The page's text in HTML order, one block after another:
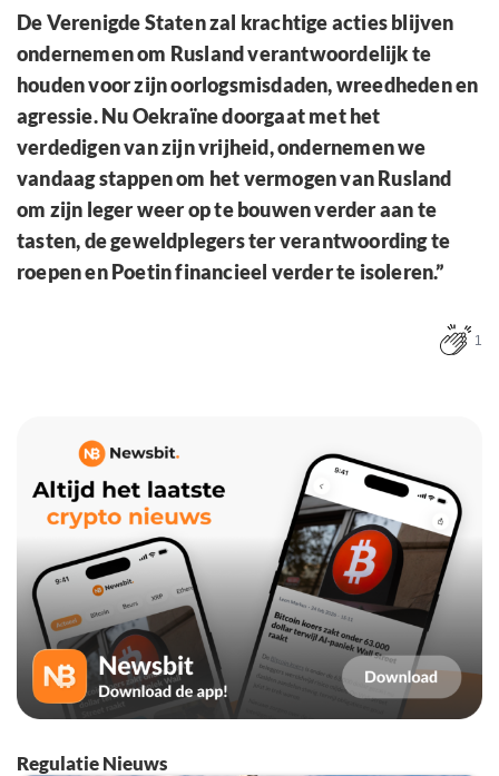
De Verenigde Staten zal krachtige acties blijven
ondernemen om Rusland verantwoordelijk te
houden voor zijn oorlogsmisdaden, wreedheden en
agressie. Nu Oekraïne doorgaat met het
verdedigen van zijn vrijheid, ondernemen we
vandaag stappen om het vermogen van Rusland
om zijn leger weer op te bouwen verder aan te
tasten, de geweldplegers ter verantwoording te
roepen en Poetin financieel verder te isoleren.”
1
Regulatie Nieuws